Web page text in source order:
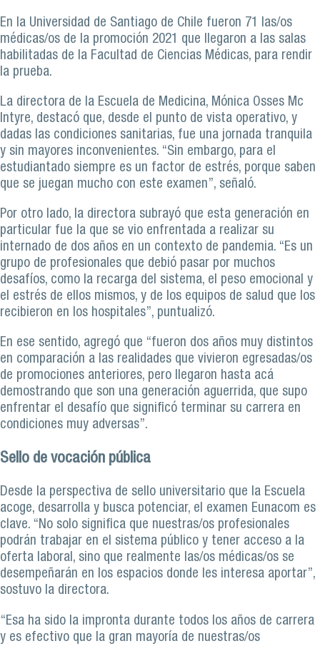
En la Universidad de Santiago de Chile fueron 71 las/os
médicas/os de la promoción 2021 que llegaron a las salas
habilitadas de la Facultad de Ciencias Médicas, para rendir
la prueba.
La directora de la Escuela de Medicina, Mónica Osses Mc
Intyre, destacó que, desde el punto de vista operativo, y
dadas las condiciones sanitarias, fue una jornada tranquila
y sin mayores inconvenientes. “Sin embargo, para el
estudiantado siempre es un factor de estrés, porque saben
que se juegan mucho con este examen”, señaló.
Por otro lado, la directora subrayó que esta generación en
particular fue la que se vio enfrentada a realizar su
internado de dos años en un contexto de pandemia. “Es un
grupo de profesionales que debió pasar por muchos
desafíos, como la recarga del sistema, el peso emocional y
el estrés de ellos mismos, y de los equipos de salud que los
recibieron en los hospitales”, puntualizó.
En ese sentido, agregó que “fueron dos años muy distintos
en comparación a las realidades que vivieron egresadas/os
de promociones anteriores, pero llegaron hasta acá
demostrando que son una generación aguerrida, que supo
enfrentar el desafío que significó terminar su carrera en
condiciones muy adversas”.
Sello de vocación pública
Desde la perspectiva de sello universitario que la Escuela
acoge, desarrolla y busca potenciar, el examen Eunacom es
clave. “No solo significa que nuestras/os profesionales
podrán trabajar en el sistema público y tener acceso a la
oferta laboral, sino que realmente las/os médicas/os se
desempeñarán en los espacios donde les interesa aportar”,
sostuvo la directora.
“Esa ha sido la impronta durante todos los años de carrera
y es efectivo que la gran mayoría de nuestras/os